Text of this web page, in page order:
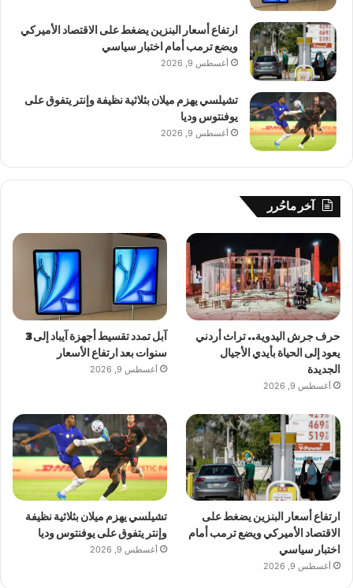
ارتفاع أسعار البنزين يضغط على الاقتصاد الأميركي
ويضع ترمب أمام اختبار سياسي
أغسطس 9, 2026
تشيلسي يهزم ميلان بثلاثية نظيفة وإنتر يتفوق على
يوفنتوس وديا
أغسطس 9, 2026
آخر ماحُرر
حرف جرش اليدوية.. تراث أردني
يعود إلى الحياة بأيدي الأجيال
الجديدة
أغسطس 9, 2026
آبل تمدد تقسيط أجهزة آيباد إلى 3
سنوات بعد ارتفاع الأسعار
أغسطس 9, 2026
ارتفاع أسعار البنزين يضغط على
الاقتصاد الأميركي ويضع ترمب أمام
اختبار سياسي
أغسطس 9, 2026
تشيلسي يهزم ميلان بثلاثية نظيفة
وإنتر يتفوق على يوفنتوس وديا
أغسطس 9, 2026